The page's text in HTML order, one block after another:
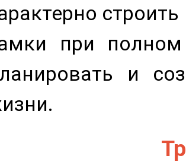
при полном
и